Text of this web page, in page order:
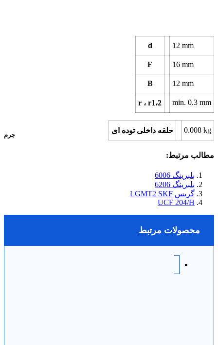
d 12 mm
F 16 mm
B 12 mm
r ، r1،2 min. 0.3 mm
جرم
حلقه داخلی توده ای 0.008 kg
مطالب مرتبط:
بلبرینگ 6006
بلبرینگ 6206
گریس LGMT2 SKF
UCF 204/H
محصولات مرتبط